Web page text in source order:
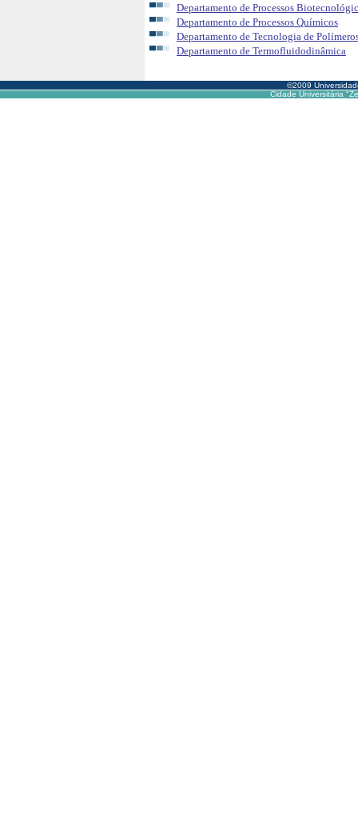
Departamento de Processos
Departamento de Processos Químicos
Departamento de Tecnologia de
Departamento de Termofluidodinâmica
©2009
Cidade Universitária